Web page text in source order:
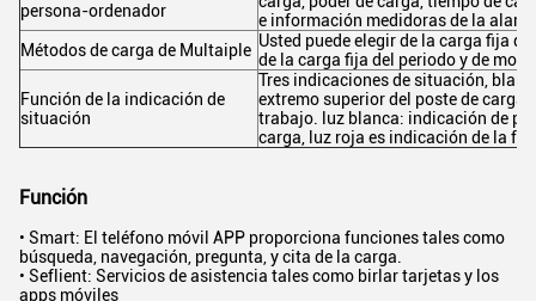
persona-ordenador
e información medidoras de la
Métodos de carga de Multaiple Usted puede elegir de la carga fija
de la carga fija del periodo y de
Función de la indicación de
situación
Tres indicaciones de situación,
extremo superior del poste de carga
trabajo. luz blanca: indicación de
carga, luz roja es indicación de la
Función
• Smart: El teléfono móvil APP proporciona funciones tales como
búsqueda, navegación, pregunta, y cita de la carga.
• Seflient: Servicios de asistencia tales como birlar tarjetas y los
apps móviles